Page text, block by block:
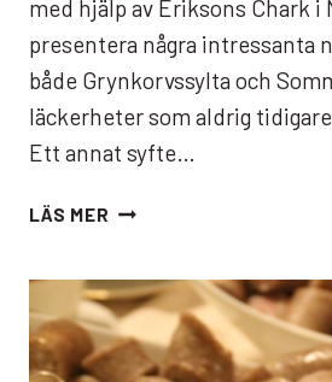
med hjälp av Eriksons Chark i
presentera några intressanta
både Grynkorvssylta och
läckerheter som aldrig
Ett annat syfte…
LÄS MER FESTLIGT